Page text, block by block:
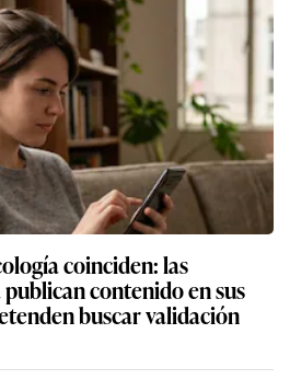
coinciden: las
contenido en sus
buscar validación